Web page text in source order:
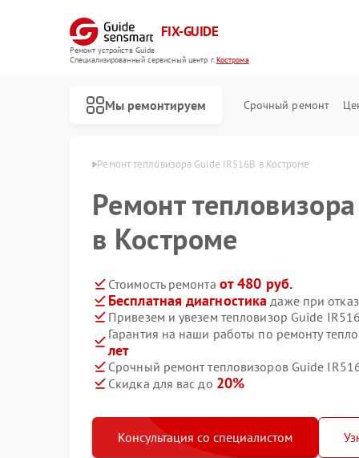
FIX-GUIDE
Ремонт устройств Guide
Специализированный cервисный центр г.Кострома
Мы ремонтируем Срочный ремонт
Guide в Костроме Ремонт тепловизора Guide IR516B в Костроме
Ремонт
в Костроме
Стоимость ремонта от 480 руб.
Бесплатная диагностика даже при
Привезем и увезем тепловизор Guide
Гарантия на наши работы по ремонту
лет
Срочный ремонт тепловизоров Guide
Скидка для вас до 20%
Консультация со специалистом